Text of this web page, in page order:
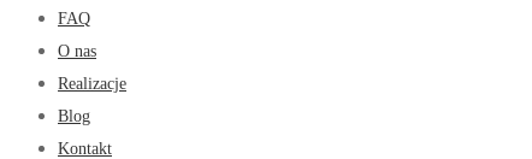
FAQ
O nas
Realizacje
Blog
Kontakt